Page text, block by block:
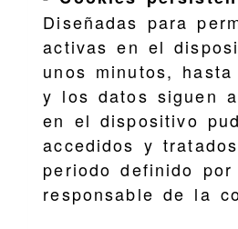
Diseñadas para
activas en el
unos minutos,
y los datos siguen
en el dispositivo
accedidos y
periodo definido por
responsable de la